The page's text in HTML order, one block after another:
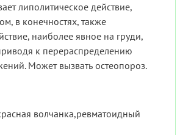
липолитическое действие,
в конечностях, также
наиболее явное на груди,
к перераспределению
Может вызвать остеопороз.
волчанка,ревматоидный